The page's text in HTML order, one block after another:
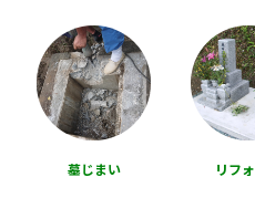
墓じまい リフ